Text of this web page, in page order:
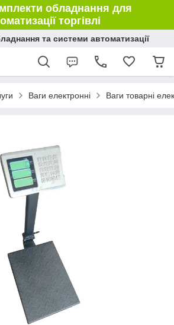
обладнання для
торгівлі
та системи автоматизації
Ваги електронні Ваги товарні